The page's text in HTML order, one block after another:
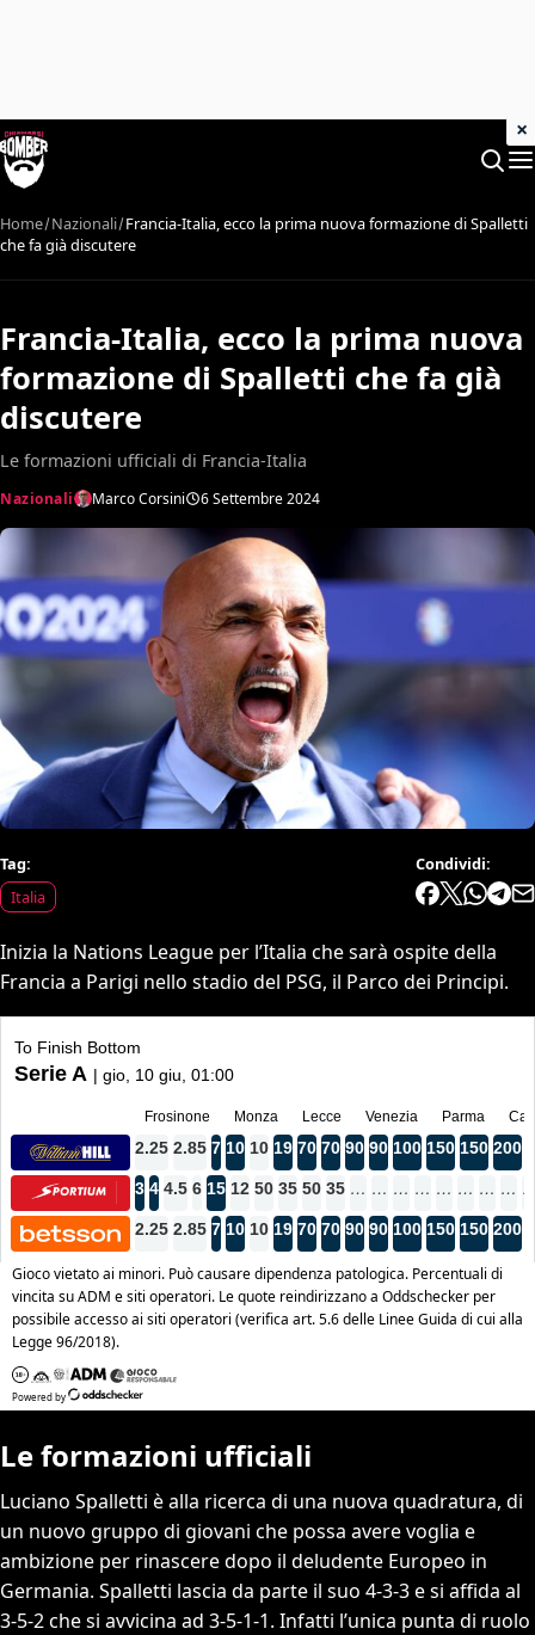
Home Nazionali Francia-Italia, ecco la prima nuova formazione di Spalletti
che fa già discutere
Francia-Italia, ecco la prima nuova
formazione di Spalletti che fa già
discutere
Le formazioni ufficiali di Francia-Italia
Nazionali Marco Corsini 6 Settembre 2024
Tag:
Italia
Condividi:
Inizia la Nations League per l’Italia che sarà ospite della
Francia a Parigi nello stadio del PSG, il Parco dei Principi.
Le formazioni ufficiali
Luciano Spalletti è alla ricerca di una nuova quadratura, di
un nuovo gruppo di giovani che possa avere voglia e
ambizione per rinascere dopo il deludente Europeo in
Germania. Spalletti lascia da parte il suo 4-3-3 e si affida al
3-5-2 che si avvicina ad 3-5-1-1. Infatti l’unica punta di ruolo
×